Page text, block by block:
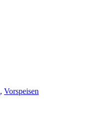
, Vorspeisen